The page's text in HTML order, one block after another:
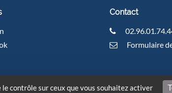
Contact
Formulaire
| Site réalisé via la Fédération Hospitalière de
contrôle sur ceux que vous souhaitez activer